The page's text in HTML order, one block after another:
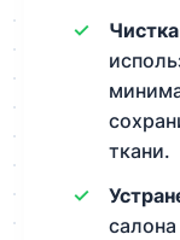
ткани.